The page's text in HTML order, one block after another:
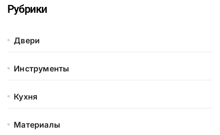
Рубрики
Двери
Инструменты
Кухня
Материалы